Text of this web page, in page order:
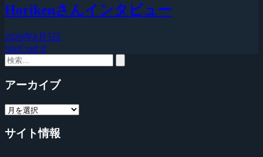
Horikenさんインタビュー
2026年8月5日
StarCraft II
アーカイブ
サイト情報